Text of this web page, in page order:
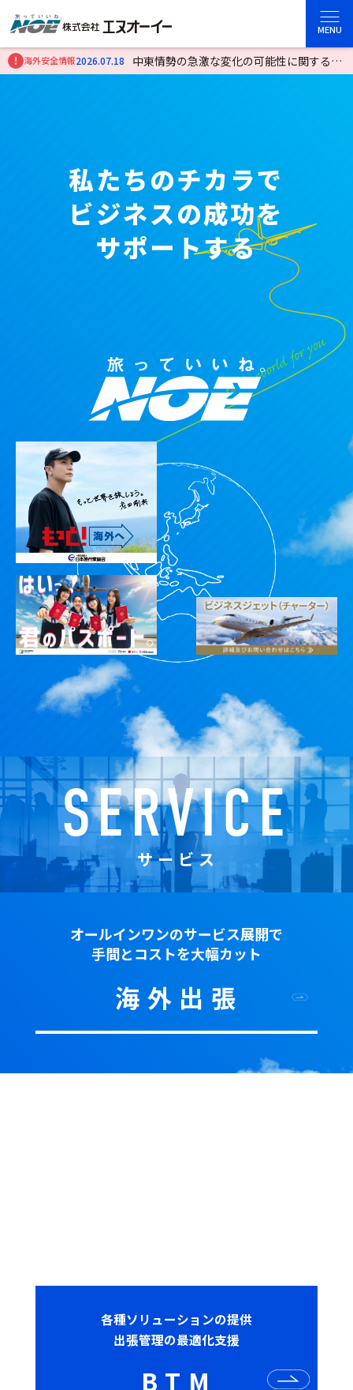
MENU
海外安全情報2026.07.18
中東情勢の急激な変化の可能性に関する注
意喚起（７月18日）
私たちのチカ ラで
ビジネスの成功を
サポー トする
SERVICE
サー ビス
オールインワンのサービス展開で
手間とコストを大幅カット
海 外 出 張
各種ソリューションの提供
出張管理の最適化支援
B T M